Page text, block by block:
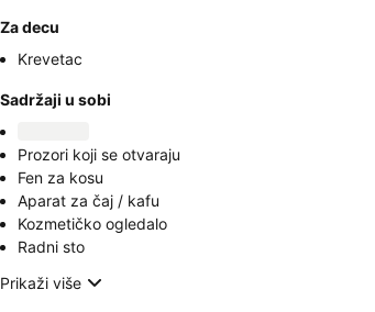
Za decu
Krevetac
Sadržaji u sobi
Prozori koji se otvaraju
Fen za kosu
Aparat za čaj / kafu
Kozmetičko ogledalo
Radni sto
Prikaži više